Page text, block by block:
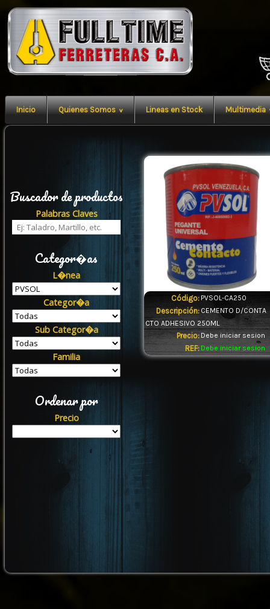
Inicio Quienes Somos ^ Lineas en Stock Multimedia
Buscador de productos
Palabras Claves
Categor�as
L�nea
Categor�a
Sub Categor�a
Familia
Ordenar por
Precio
Código: PVSOL-CA250
Descripción: CEMENTO D/CONTA
CTO ADHESIVO 250ML
Precio: Debe iniciar sesion
REF: Debe iniciar sesion